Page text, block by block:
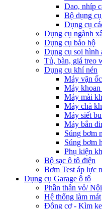
Dao, nhíp
Bộ dụng
Dụng cụ
Dụng cụ ngành
Dụng cụ bảo hộ
Dụng cụ soi hình
Tủ, bàn, giá treo
Dụng cụ khí nén
Máy vặn
Máy khoan
Máy mài
Máy chà
Máy siết
Máy bắn
Súng bơm
Súng bơm
Phụ kiện
Bộ sạc ô tô điện
Bơm Test áp lực
Dụng cụ Garage ô tô
Phần thân vỏ/
Hệ thống làm mát
Động cơ - Kìm